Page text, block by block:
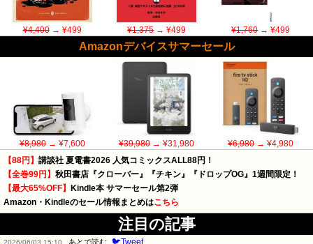
¥4,400→ ¥499 ¥1,375→ ¥499 ¥1,760→ ¥499
Amazonデバイスサマーセール
¥8,980→ ¥7,600 ¥39,980→ ¥31,980 ¥6,980→ ¥4,980
【88円】 講談社 夏電書2026 人気コミックスALL88円！
【全巻99円】 秋田書店『クローバー』『チキン』『ドロップOG』1週間限定！
【最大65%OFF】 Kindle本 サマーセール第2弾
Amazon・Kindleのセール情報まとめはこちら
注目の記事
2026/06/03 15:10 あとで読む 🐦Tweet